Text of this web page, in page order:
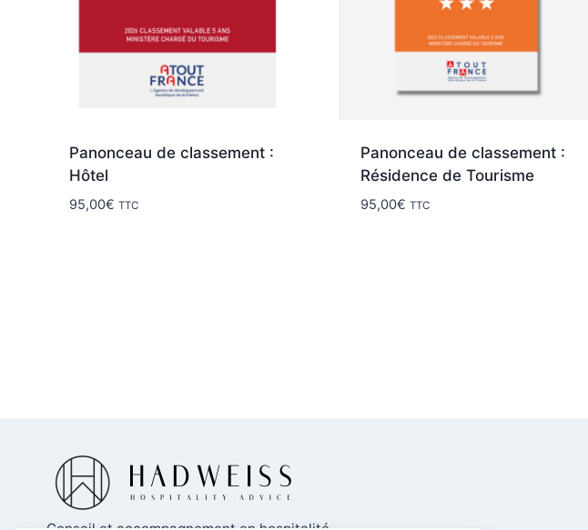
Panonceau de classement :
Hôtel
95,00€ TTC
Panonceau de classement :
Résidence de Tourisme
95,00€ TTC